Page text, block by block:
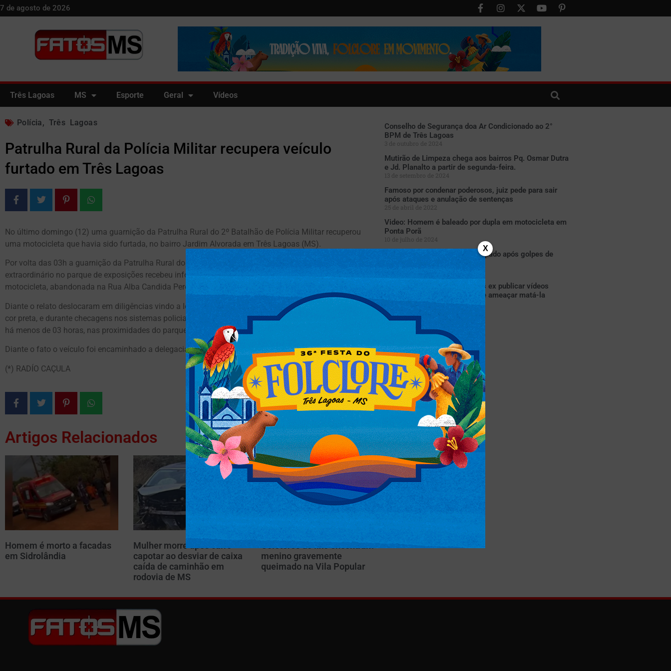
7 de agosto de 2026
Três Lagoas MS Esporte Geral Vídeos
Polícia, Três Lagoas
Patrulha Rural da Polícia Militar recupera veículo
furtado em Três Lagoas
No último domingo (12) uma guarnição da Patrulha Rural do 2º Batalhão de Polícia Militar recuperou
uma motocicleta que havia sido furtada, no bairro Jardim Alvorada em Três Lagoas (MS).
Por volta das 03h a guarnição da Patrulha Rural do 2º Batalhão durante apoio ao policiamento
extraordinário no parque de exposições recebeu informações relatando a existência de um veículo tipo
motocicleta, abandonada na Rua Alba Candida Pereira da Silva.
Diante o relato deslocaram em diligências vindo a localizar uma motocicleta Honda/CG 150 FAN ESI, na
cor preta, e durante checagens nos sistemas policiais constataram que a motocicleta havia sido furtada
há menos de 03 horas, nas proximidades do parque de exposições.
Diante o fato o veículo foi encaminhado a delegacia de polícia onde foi restituído ao proprietário.
(*) RADÍO CAÇULA
Artigos Relacionados
Homem é morto a facadas
em Sidrolândia
Mulher morre após carro
capotar ao desviar de caixa
caída de caminhão em
rodovia de MS
Coletores de lixo encontram
menino gravemente
queimado na Vila Popular
Conselho de Segurança doa Ar Condicionado ao 2°
BPM de Três Lagoas
3 de outubro de 2024
Mutirão de Limpeza chega aos bairros Pq. Osmar Dutra
e Jd. Planalto a partir de segunda-feira.
13 de setembro de 2024
Famoso por condenar poderosos, juiz pede para sair
após ataques e anulação de sentenças
25 de abril de 2022
Video: Homem é baleado por dupla em motocicleta em
Ponta Porã
10 de julho de 2024
Mulher tem dedo da mão decepado após golpes de
espada em Campo Grande
Jovem procura delegacia após ex publicar vídeos
íntimos em site pornográfico e ameaçar matá-la
2 de maio de 2023
X